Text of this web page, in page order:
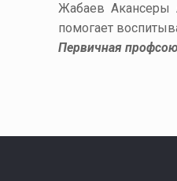
Жабаев Акансеры
помогает
Первичная